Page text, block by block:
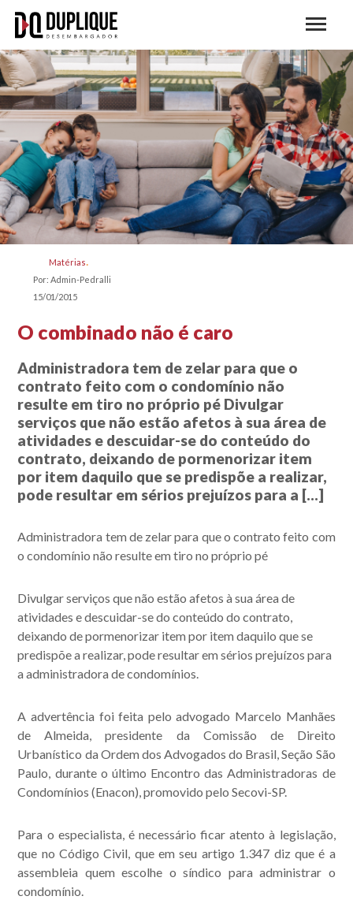
Matérias
Por: Admin-Pedralli
15/01/2015
O combinado não é caro
Administradora tem de zelar para que o
contrato feito com o condomínio não
resulte em tiro no próprio pé Divulgar
serviços que não estão afetos à sua área de
atividades e descuidar-se do conteúdo do
contrato, deixando de pormenorizar item
por item daquilo que se predispõe a realizar,
pode resultar em sérios prejuízos para a […]
Administradora tem de zelar para que o contrato feito com
o condomínio não resulte em tiro no próprio pé
Divulgar serviços que não estão afetos à sua área de
atividades e descuidar-se do conteúdo do contrato,
deixando de pormenorizar item por item daquilo que se
predispõe a realizar, pode resultar em sérios prejuízos para
a administradora de condomínios.
A advertência foi feita pelo advogado Marcelo Manhães
de Almeida, presidente da Comissão de Direito
Urbanístico da Ordem dos Advogados do Brasil, Seção São
Paulo, durante o último Encontro das Administradoras de
Condomínios (Enacon), promovido pelo Secovi-SP.
Para o especialista, é necessário ficar atento à legislação,
que no Código Civil, que em seu artigo 1.347 diz que é a
assembleia quem escolhe o síndico para administrar o
condomínio.